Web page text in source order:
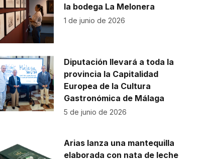
la bodega La Melonera
1 de junio de 2026
Diputación llevará a toda la
provincia la Capitalidad
Europea de la Cultura
Gastronómica de Málaga
5 de junio de 2026
Arias lanza una mantequilla
elaborada con nata de leche